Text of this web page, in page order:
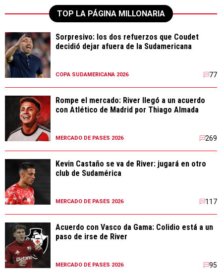
TOP LA PÁGINA MILLONARIA
Sorpresivo: los dos refuerzos que Coudet
decidió dejar afuera de la Sudamericana
COPA SUDAMERICANA 2026 77
Rompe el mercado: River llegó a un acuerdo
con Atlético de Madrid por Thiago Almada
MERCADO DE PASES 2026 269
Kevin Castaño se va de River: jugará en otro
club de Sudamérica
MERCADO DE PASES 2026 117
Acuerdo con Vasco da Gama: Colidio está a un
paso de irse de River
MERCADO DE PASES 2026 95